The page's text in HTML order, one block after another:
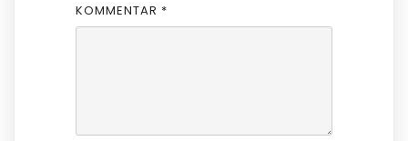
KOMMENTAR *